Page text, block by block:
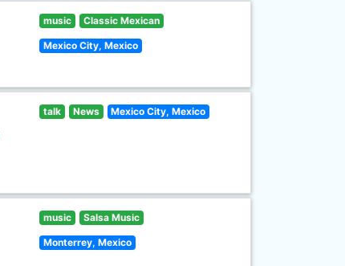
music Classic Mexican
Mexico City, Mexico
talk News Mexico City, Mexico
music Salsa Music
Monterrey, Mexico